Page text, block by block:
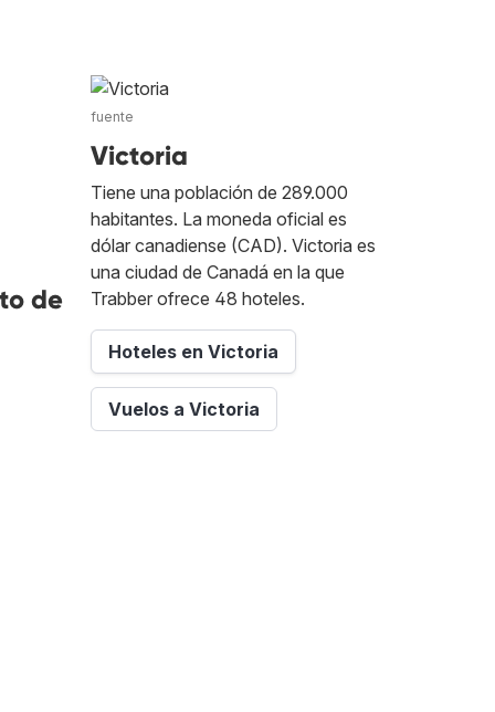
de
fuente
Victoria
Tiene una población de 289.000
habitantes. La moneda oficial es
dólar canadiense (CAD). Victoria es
una ciudad de Canadá en la que
Trabber ofrece 48 hoteles.
Hoteles en Victoria
Vuelos a Victoria